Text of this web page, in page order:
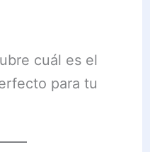
cuál es el
para tu